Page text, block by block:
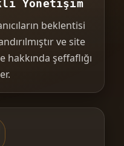
Yönetişim
beklentisi
ve site
şeffaflığı